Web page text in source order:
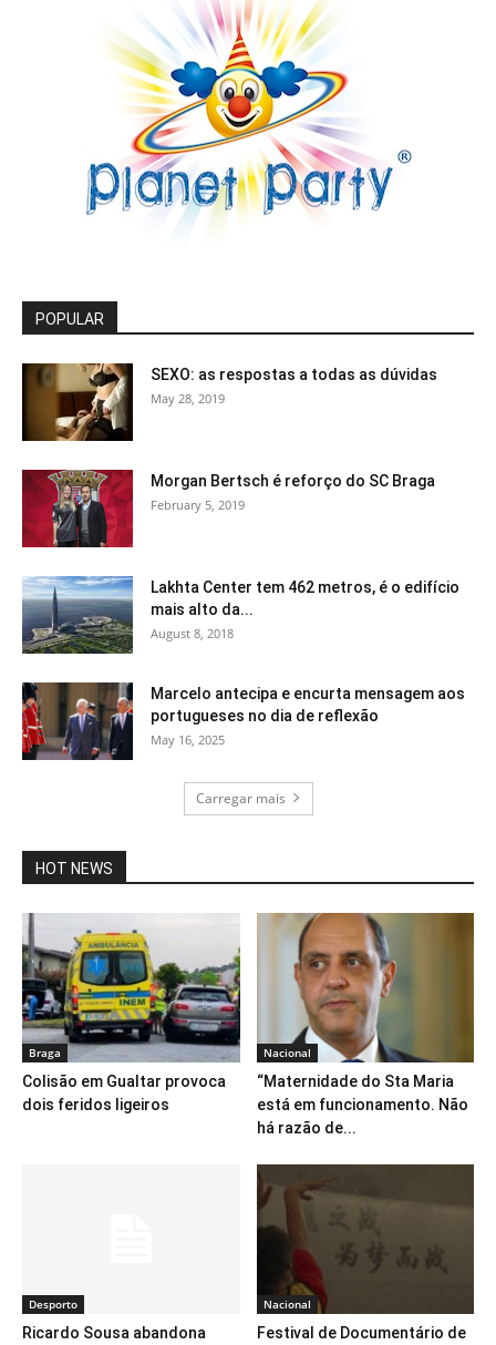
POPULAR
SEXO: as respostas a todas as dúvidas
May 28, 2019
Morgan Bertsch é reforço do SC Braga
February 5, 2019
Lakhta Center tem 462 metros, é o edifício
mais alto da...
August 8, 2018
Marcelo antecipa e encurta mensagem aos
portugueses no dia de reflexão
May 16, 2025
Carregar mais
HOT NEWS
Braga
Colisão em Gualtar provoca
dois feridos ligeiros
Nacional
“Maternidade do Sta Maria
está em funcionamento. Não
há razão de...
Desporto
Ricardo Sousa abandona
Nacional
Festival de Documentário de